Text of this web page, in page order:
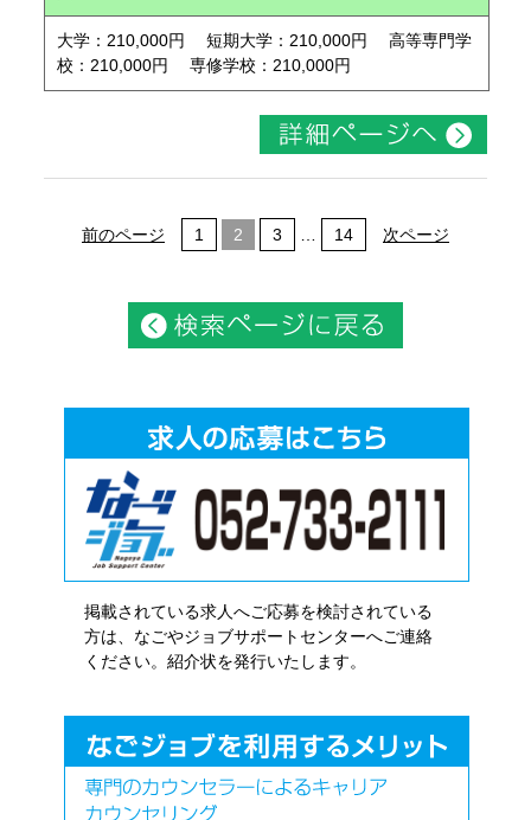
大学：210,000円 短期大学：210,000円 高等専門学
校：210,000円 専修学校：210,000円
前のページ 1 2 3 14 次ページ
掲載されている求人へご応募を検討されている
方は、なごやジョブサポートセンターへご連絡
ください。紹介状を発行いたします。